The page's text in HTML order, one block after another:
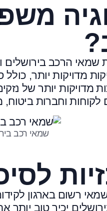
שמאי הרכב
מדויקות יותר,
מדויקות יותר של
וחברות
שמאי רכב
רשום בארגון
יכיר טוב